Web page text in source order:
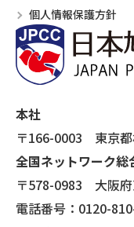
本社
〒166-0003 東京
全国ネットワーク総
〒578-0983 大阪府
電話番号：0120-
個人情報保護方針